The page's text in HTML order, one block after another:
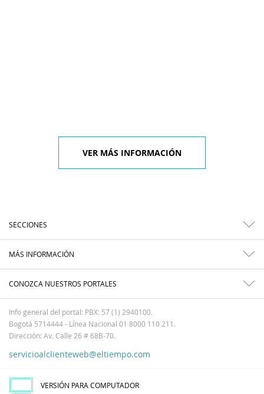
VER MÁS INFORMACIÓN
SECCIONES
MÁS INFORMACIÓN
CONOZCA NUESTROS PORTALES
Info general del portal: PBX: 57 (1) 2940100.
Bogotá 5714444 - Línea Nacional 01 8000 110 211.
Dirección: Av. Calle 26 # 68B-70.
servicioalclienteweb@eltiempo.com
VERSIÓN PARA COMPUTADOR